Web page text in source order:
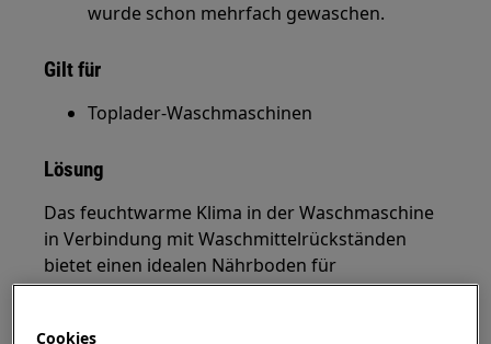
wurde schon mehrfach gewaschen.
Gilt für
Toplader-Waschmaschinen
Lösung
Das feuchtwarme Klima in der Waschmaschine
in Verbindung mit Waschmittelrückständen
bietet einen idealen Nährboden für
verschiedene Mikroorganismen. Diese können
Cookies